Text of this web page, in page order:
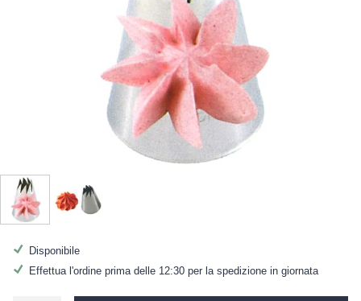
Disponibile
Effettua l'ordine prima delle 12:30 per la spedizione in giornata